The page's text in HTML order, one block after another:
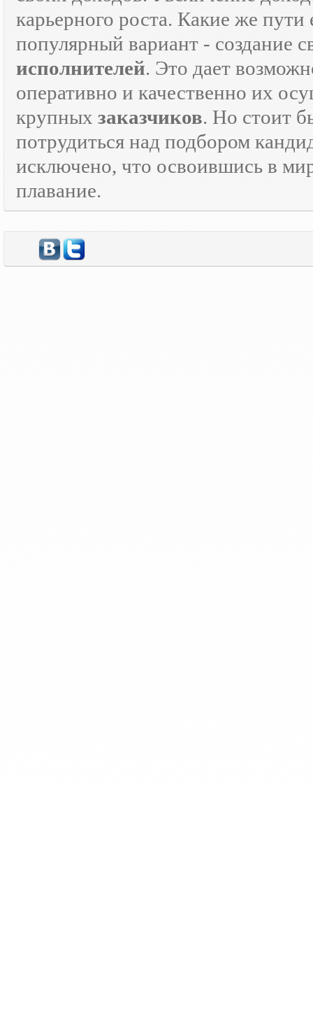
карьерного роста. Какие же пути
популярный вариант - создание
исполнителей. Это дает
оперативно и качественно их
крупных заказчиков. Но стоит
потрудиться над подбором
исключено, что освоившись в
плавание.